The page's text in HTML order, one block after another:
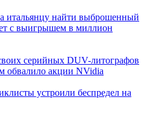
итальянцу найти выброшенный
с выигрышем в миллион
серийных DUV-литографов
обвалило акции NVidia
устроили беспредел на